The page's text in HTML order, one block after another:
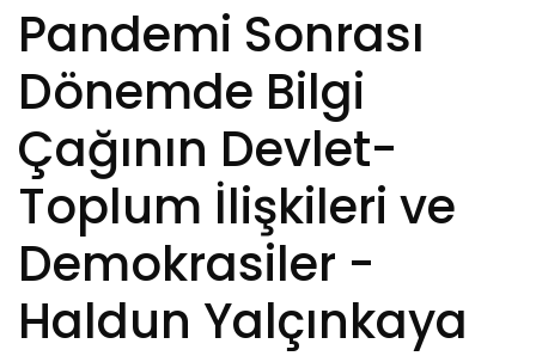
Pandemi Sonrası
Dönemde Bilgi
Çağının Devlet-
Toplum İlişkileri ve
Demokrasiler -
Haldun Yalçınkaya